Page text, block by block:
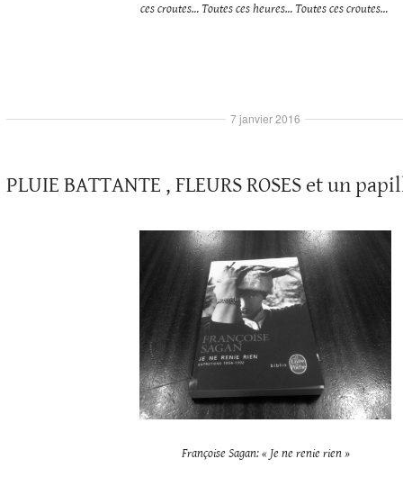
ces croutes… Toutes ces heures… Toutes ces croutes…
PLUIE BATTANTE , FLEURS ROSES et un
Françoise Sagan: « Je ne renie rien »
7 janvier 2016